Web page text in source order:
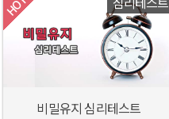
비밀유지 심리테스트